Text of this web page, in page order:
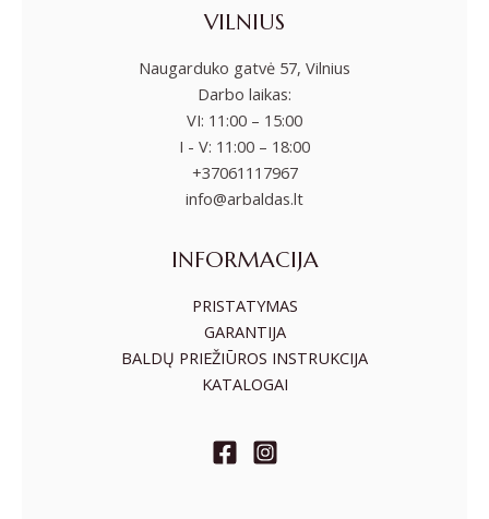
VILNIUS
Naugarduko gatvė 57, Vilnius
Darbo laikas:
VI: 11:00 – 15:00
I - V: 11:00 – 18:00
+37061117967
info@arbaldas.lt
INFORMACIJA
PRISTATYMAS
GARANTIJA
BALDŲ PRIEŽIŪROS INSTRUKCIJA
KATALOGAI